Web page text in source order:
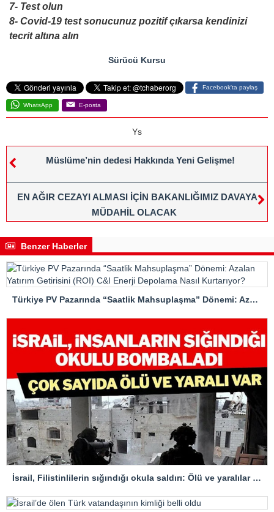
7- Test olun
8- Covid-19 test sonucunuz pozitif çıkarsa kendinizi
tecrit altına alın
Sürücü Kursu
Facebook'ta paylaş
WhatsApp E-posta
Ys
Müslüme’nin dedesi Hakkında Yeni Gelişme!
EN AĞIR CEZAYI ALMASI İÇİN BAKANLIĞIMIZ DAVAYA
MÜDAHİL OLACAK
Benzer Haberler
Türkiye PV Pazarında “Saatlik Mahsuplaşma” Dönemi: Azalan Yatırım Getirisini (ROI) C&I Enerji Depolama Nasıl Kurtarıyor?
İsrail, Filistinlilerin sığındığı okula saldırı: Ölü ve yaralılar var